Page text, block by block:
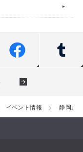
イベント情報 静岡県